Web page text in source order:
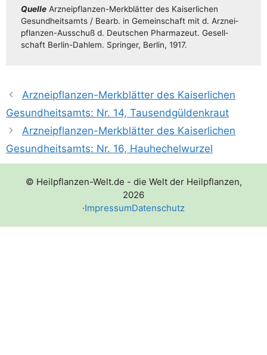
Quel­le Arz­n­ei­pflan­­zen-Mer­k­­blä­t­­ter des Kai­ser­li­chen
Gesund­heits­amts /​​ Bearb. in Gemein­schaft mit d. Arz­n­ei­
pflan­­zen-Aus­­­schuß d. Deut­schen Phar­ma­zeut. Gesell­
schaft Ber­­lin-Dah­­lem. Sprin­ger, Ber­lin, 1917.
Arzneipflanzen-Merkblätter des Kaiserlichen
Gesundheitsamts: Nr. 14, Tausendgüldenkraut
Arzneipflanzen-Merkblätter des Kaiserlichen
Gesundheitsamts: Nr. 16, Hauhechelwurzel
© Heilpflanzen-Welt.de - die Welt der Heilpflanzen,
2026
·ImpressumDatenschutz